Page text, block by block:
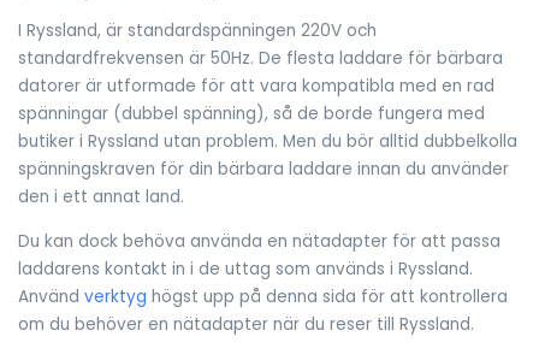
I Ryssland, är standardspänningen 220V och
standardfrekvensen är 50Hz. De flesta laddare för bärbara
datorer är utformade för att vara kompatibla med en rad
spänningar (dubbel spänning), så de borde fungera med
butiker i Ryssland utan problem. Men du bör alltid dubbelkolla
spänningskraven för din bärbara laddare innan du använder
den i ett annat land.
Du kan dock behöva använda en nätadapter för att passa
laddarens kontakt in i de uttag som används i Ryssland.
Använd verktyg högst upp på denna sida för att kontrollera
om du behöver en nätadapter när du reser till Ryssland.